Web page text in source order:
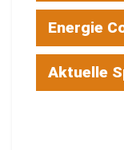
Energie
Aktuelle